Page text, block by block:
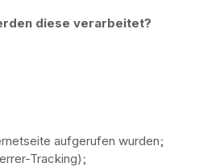
diese verarbeitet?
aufgerufen wurden;
Tracking);